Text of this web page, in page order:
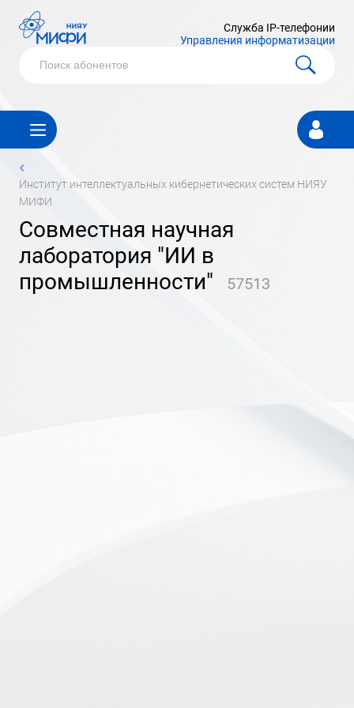
Служба IP-телефонии
Управления информатизации
Личный
кабинет
<
институт интеллектуальных кибернетических систем НИЯУ
МИФИ
Совместная научная
лаборатория "ИИ в
промышленности"
57513